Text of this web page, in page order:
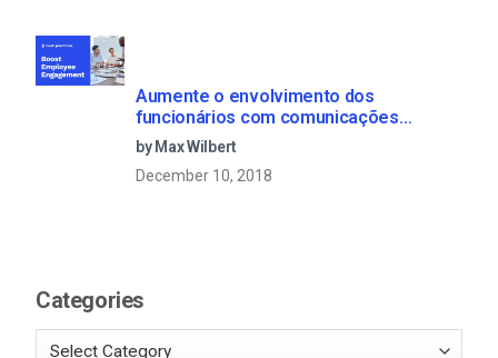
Aumente o envolvimento dos
funcionários com comunicações
empresariais em direto
by Max Wilbert
December 10, 2018
Categories